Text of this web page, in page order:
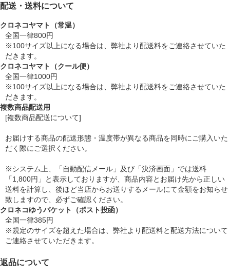
配送・送料について
クロネコヤマト（常温）
全国一律800円
※100サイズ以上になる場合は、弊社より配送料をご連絡させていた
だきます。
クロネコヤマト（クール便）
全国一律1000円
※100サイズ以上になる場合は、弊社より配送料をご連絡させていた
だきます。
複数商品配送用
[複数商品配送について]
お届けする商品の配送形態・温度帯が異なる商品を同時にご購入いた
だく際にご選択ください。
※システム上、「自動配信メール」及び「決済画面」では送料
「1,800円」と表示しておりますが、商品内容とお届け先から正しい
送料を計算し、後ほど当店からお送りするメールにて金額をお知らせ
致しますので、必ずご確認ください。
クロネコゆうパケット（ポスト投函）
全国一律385円
※規定のサイズを超えた場合は、弊社より配送料と配送方法について
ご連絡させていただきます。
返品について